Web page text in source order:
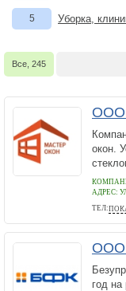
5 Уборка,
Все, 245
ООО
окон.
АДРЕС:
ТЕЛ:7
ООО
год